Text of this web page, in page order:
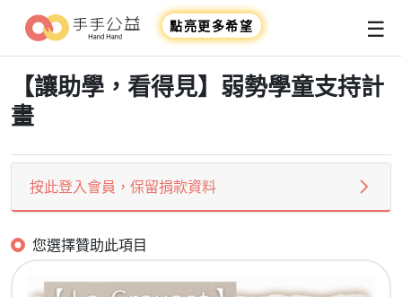
點亮更多希望 ☰
【讓助學，看得見】弱勢學童支持計
畫
按此登入會員，保留捐款資料
您選擇贊助此項目